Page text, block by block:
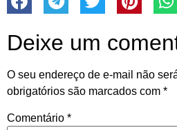
Deixe um
O seu endereço de e-mail não
obrigatórios são marcados com *
Comentário *